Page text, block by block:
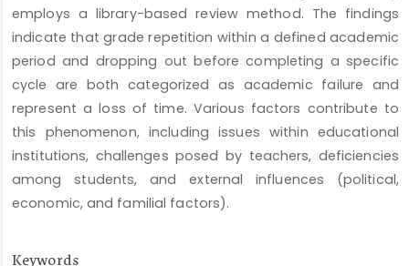
employs a library-based review method. The findings
indicate that grade repetition within a defined academic
period and dropping out before completing a specific
cycle are both categorized as academic failure and
represent a loss of time. Various factors contribute to
this phenomenon, including issues within educational
institutions, challenges posed by teachers, deficiencies
among students, and external influences (political,
economic, and familial factors).